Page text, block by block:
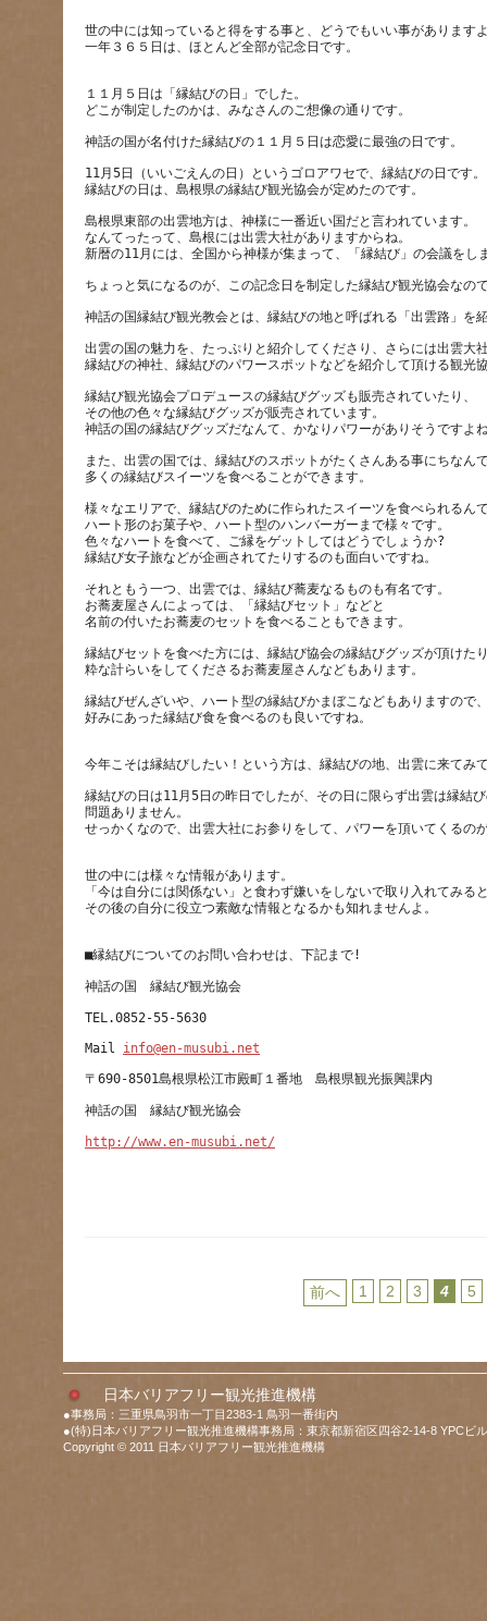
世の中には知っていると得をする事と、どうでもいい事があります
一年３６５日は、ほとんど全部が記念日です。
１１月５日は「縁結びの日」でした。
11月5日（いいごえんの日）というゴロアワセで、縁結びの日です。
島根県東部の出雲地方は、神様に一番近い国だと言われています。
なんてったって、島根には出雲大社がありますからね。
出雲の国の魅力を、たっぷりと紹介してくださり、さらには出雲大
縁結び観光協会プロデュースの縁結びグッズも販売されていたり、
その他の色々な縁結びグッズが販売されています。
また、出雲の国では、縁結びのスポットがたくさんある事にちなん
様々なエリアで、縁結びのために作られたスイーツを食べられるん
ハート形のお菓子や、ハート型のハンバーガーまで様々です。
色々なハートを食べて、ご縁をゲットしてはどうでしょうか?
それともう一つ、出雲では、縁結び蕎麦なるものも有名です。
お蕎麦屋さんによっては、「縁結びセット」などと
縁結びセットを食べた方には、縁結び協会の縁結びグッズが頂けた
縁結びぜんざいや、ハート型の縁結びかまぼこなどもありますので
縁結びの日は11月5日の昨日でしたが、その日に限らず出雲は縁結
問題ありません。
世の中には様々な情報があります。
「今は自分には関係ない」と食わず嫌いをしないで取り入れてみる
Mail info@en-musubi.net
http://www.en-musubi.net/
前へ 1 2 3 4 5
日本バリアフリー観光推進機構
●事務局：三重県鳥羽市一丁目2383-1 鳥羽一番街内
●(特)日本バリアフリー観光推進機構事務局：東京都新宿区四谷2-14-8 YPCビ
Copyright © 2011 日本バリアフリー観光推進機構